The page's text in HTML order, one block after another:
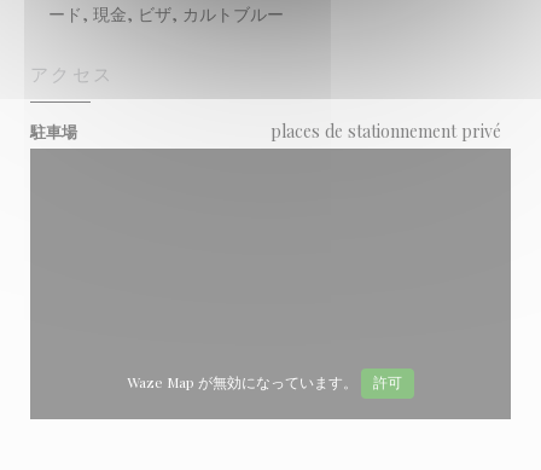
ード, 現金, ビザ, カルトブルー
アクセス
駐車場 places de stationnement privé
Waze Map が無効になっています。 許可